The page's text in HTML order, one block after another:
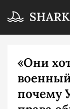
«Они
почему